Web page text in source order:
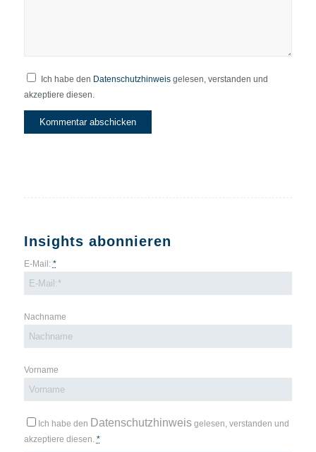
Ich habe den Datenschutzhinweisgelesen, verstanden und
akzeptiere diesen.
Insights abonnieren
E-Mail: *
Nachname
Vorname
Ich habe den Datenschutzhinweisgelesen, verstanden und
akzeptiere diesen. *